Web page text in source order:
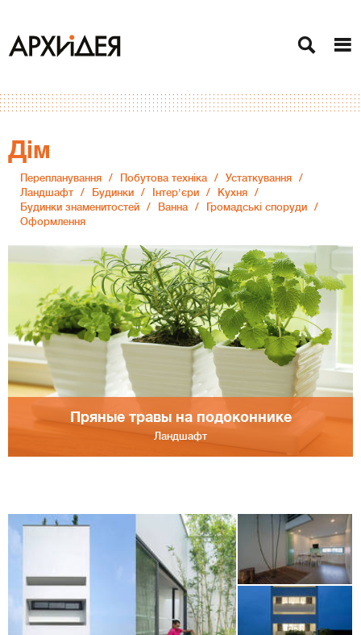
Дiм
Перепланування Побутова техніка
Устаткування
Ландшафт
Будинки Інтер'єри
Кухня
Будинки знаменитостей
Ванна
Громадські споруди
Оформлення
Пряные травы на подоконнике
Ландшафт